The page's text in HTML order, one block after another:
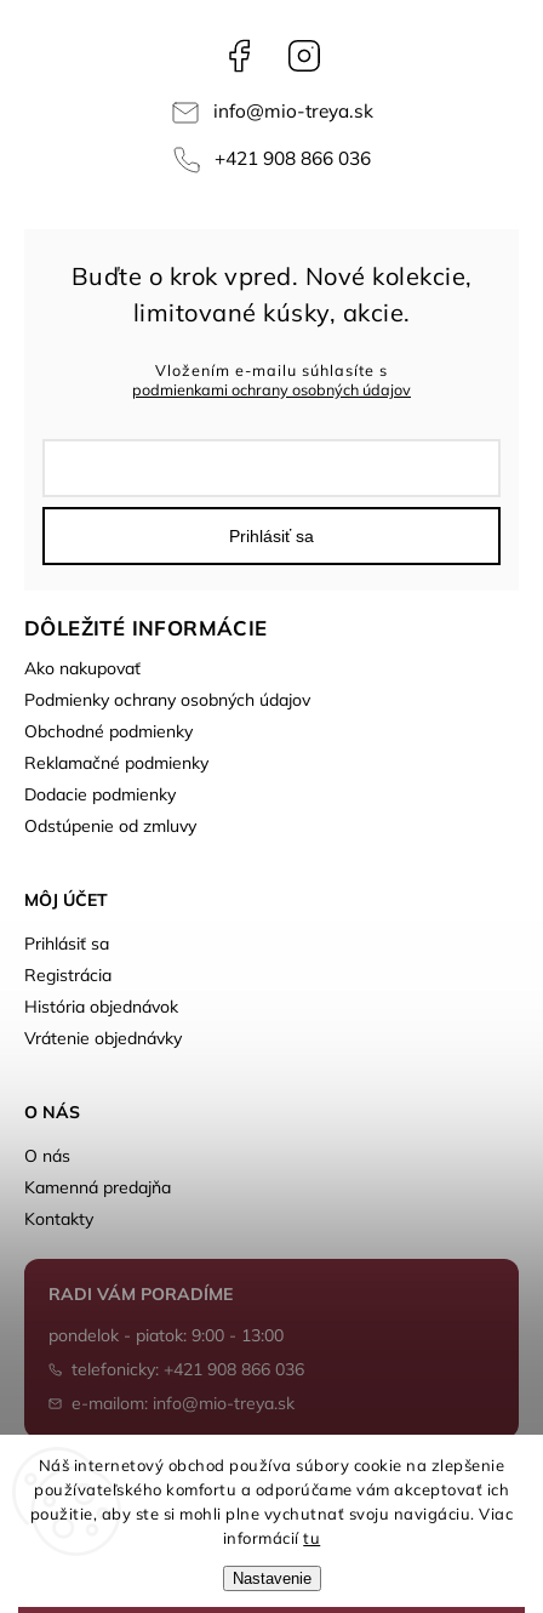
Náš internetový obchod používa súbory cookie na zlepšenie
používateľského komfortu a odporúčame vám akceptovať ich
použitie, aby ste si mohli plne vychutnať svoju navigáciu. Viac
informáciítu
Nastavenie
Facebook
info@mio-treya.sk
+421 908 866 036
DÔLEŽITÉ INFORMÁCIE
Ako nakupovať
Podmienky ochrany osobných údajov
Obchodné podmienky
Reklamačné podmienky
Dodacie podmienky
Odstúpenie od zmluvy
MÔJ ÚČET
Prihlásiť sa
Registrácia
História objednávok
Vrátenie objednávky
Vložením e-mailu súhlasíte s
podmienkami ochrany osobných údajov
Prihlásiť sa
O NÁS
O nás
Kamenná predajňa
Kontakty
RADI VÁM PORADÍME
pondelok - piatok: 9:00 - 13:00
telefonicky: +421 908 866 036
e-mailom: info@mio-treya.sk
Shoptet.sk